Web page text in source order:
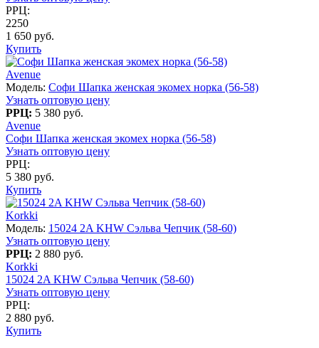
РРЦ:
2250
1 650 руб.
Купить
Avenue
Модель: Софи Шапка женская экомех норка (56-58)
Узнать оптовую цену
РРЦ: 5 380 руб.
Avenue
Софи Шапка женская экомех норка (56-58)
Узнать оптовую цену
РРЦ:
5 380 руб.
Купить
Korkki
Модель: 15024 2A KHW Сэльва Чепчик (58-60)
Узнать оптовую цену
РРЦ: 2 880 руб.
Korkki
15024 2A KHW Сэльва Чепчик (58-60)
Узнать оптовую цену
РРЦ:
2 880 руб.
Купить